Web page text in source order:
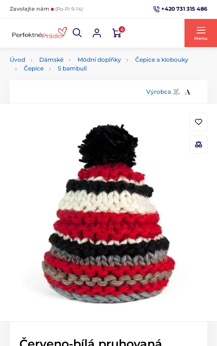
Zavolajte nám (Po-Pi 9-14) +420 731 315 486
0
Menu
Úvod Dámské Módní doplňky
Čepice a klobouky
Čepice
S bambulí
Výrobca